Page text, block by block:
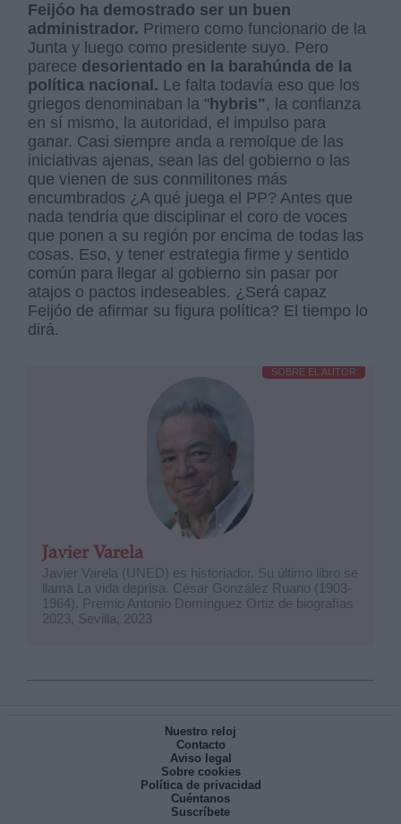
Feijóo ha demostrado ser un buen
administrador. Primero como funcionario de la
Junta y luego como presidente suyo. Pero
parece desorientado en la barahúnda de la
política nacional. Le falta todavía eso que los
griegos denominaban la " hybris" , la confianza
en sí mismo, la autoridad, el impulso para
ganar. Casi siempre anda a remolque de las
iniciativas ajenas, sean las del gobierno o las
que vienen de sus conmilitones más
encumbrados ¿A qué juega el PP? Antes que
nada tendría que disciplinar el coro de voces
que ponen a su región por encima de todas las
cosas. Eso, y tener estrategia firme y sentido
común para llegar al gobierno sin pasar por
atajos o pactos indeseables. ¿Será capaz
Feijóo de afirmar su figura política? El tiempo lo
dirá.
SOBRE EL AUTOR
Javier Varela
Javier Varela (UNED) es historiador. Su último libro se
llama La vida deprisa. César González Ruano (1903-
1964). Premio Antonio Domínguez Ortiz de biografías
2023, Sevilla, 2023
Nuestro reloj
Contacto
Aviso legal
Sobre cookies
Política de privacidad
Cuéntanos
Suscríbete